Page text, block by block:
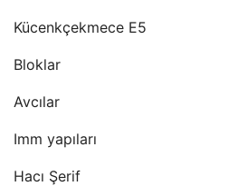
Kücenkçekmece E5
Bloklar
Avcılar
Imm yapıları
Hacı Şerif